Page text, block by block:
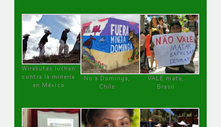
Wirakutas luchan
contra la minería
en México
No a Dominga,
Chile
VALE mata,
Brasil